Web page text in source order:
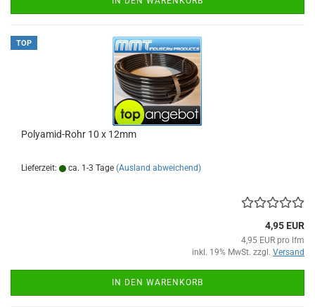
TOP
Polyamid-Rohr 10 x 12mm
Lieferzeit: ca. 1-3 Tage (Ausland abweichend)
4,95 EUR
4,95 EUR pro lfm
inkl. 19% MwSt. zzgl. Versand
IN DEN WARENKORB